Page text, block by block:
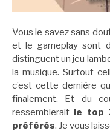
Vous le savez sans
et le gameplay sont
distinguent un jeu
la musique. Surtout
c’est cette dernière
finalement. Et du
ressemblerait le top
préférés. Je vous